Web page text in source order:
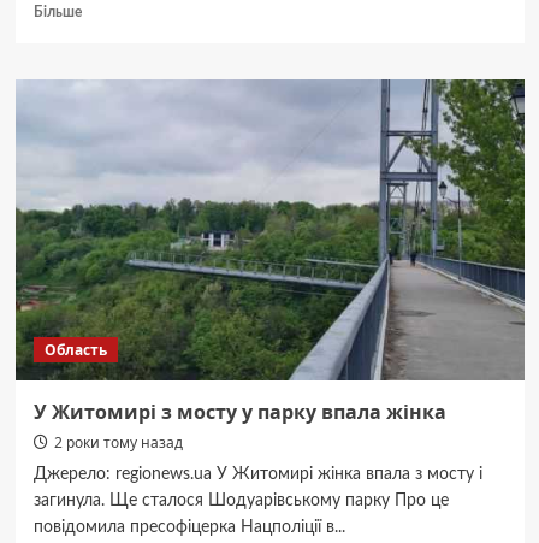
БільшеДокладніше
на
ідея
для
подарунків
Область
У Житомирі з мосту у парку впала жінка
2 роки тому назад
Джерело: regionews.ua У Житомирі жінка впала з мосту і
загинула. Ще сталося Шодуарівському парку Про це
повідомила пресофіцерка Нацполіції в...